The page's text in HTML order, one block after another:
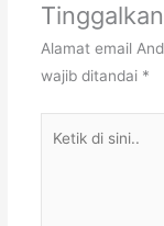
Alamat email
wajib ditandai *